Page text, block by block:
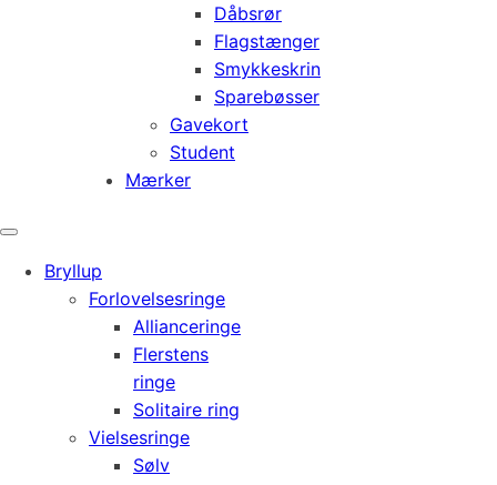
Dåbsrør
Flagstænger
Smykkeskrin
Sparebøsser
Gavekort
Student
Mærker
Bryllup
Forlovelsesringe
Allianceringe
Flerstens
ringe
Solitaire ring
Vielsesringe
Sølv